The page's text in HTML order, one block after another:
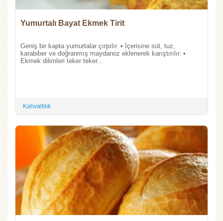
Yumurtalı Bayat Ekmek Tirit
Geniş bir kapta yumurtalar çırpılır. • İçerisine süt, tuz,
karabiber ve doğranmış maydanoz eklenerek karıştırılır. •
Ekmek dilimleri teker teker...
Kahvaltılık